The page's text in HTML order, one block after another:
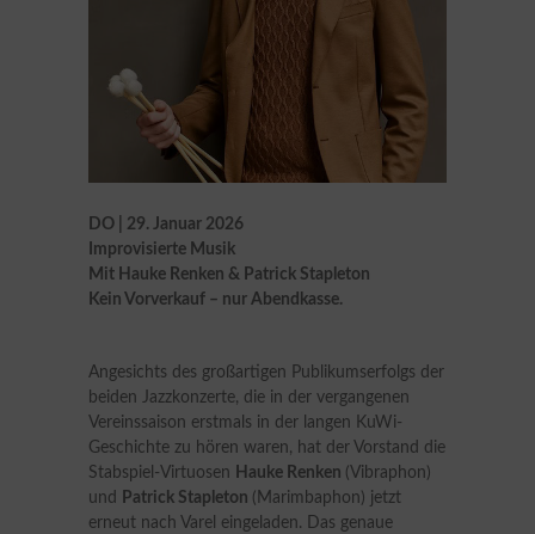
DO | 29. Januar 2026
Improvisierte Musik
Mit Hauke Renken & Patrick Stapleton
Kein Vorverkauf – nur Abendkasse.
Angesichts des großartigen Publikumserfolgs der
beiden Jazzkonzerte, die in der vergangenen
Vereinssaison erstmals in der langen KuWi-
Geschichte zu hören waren, hat der Vorstand die
Stabspiel-Virtuosen Hauke Renken
(Vibraphon)
und
Patrick Stapleton
(Marimbaphon) jetzt
erneut nach Varel eingeladen. Das genaue